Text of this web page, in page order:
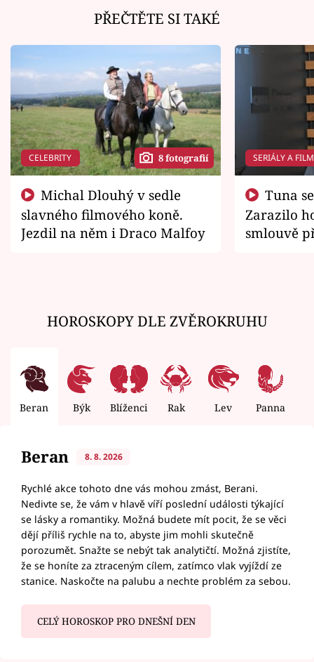
PŘEČTĚTE SI TAKÉ
CELEBRITY 8 fotografií
slavného filmového koně.
Jezdil na něm i Draco Malfoy
SERIÁLY A
Zarazilo
smlouvě
HOROSKOPY DLE ZVĚROKRUHU
Beran Býk Blíženci Rak Lev Panna
Beran 8. 8. 2026
Rychlé akce tohoto dne vás mohou zmást, Berani.
Nedivte se, že vám v hlavě víří poslední události týkající
se lásky a romantiky. Možná budete mít pocit, že se věci
dějí příliš rychle na to, abyste jim mohli skutečně
porozumět. Snažte se nebýt tak analytičtí. Možná zjistíte,
že se honíte za ztraceným cílem, zatímco vlak vyjíždí ze
stanice. Naskočte na palubu a nechte problém za sebou.
CELÝ HOROSKOP PRO DNEŠNÍ DEN